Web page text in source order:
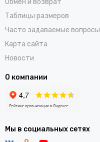
Таблицы размеров
Часто задаваемые вопросы
Карта сайта
Новости
О компании
Мы в социальных сетях